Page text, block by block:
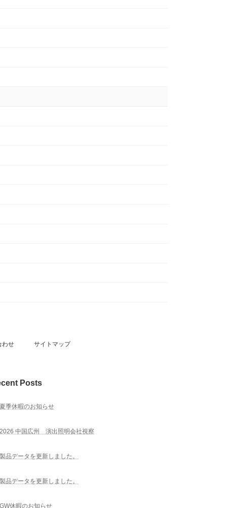
わせ サイトマップ
Posts
夏季休暇のお知らせ
2026 中国広州 演出照明会社視察
製品データを更新しました。
製品データを更新しました。
GW休暇のお知らせ